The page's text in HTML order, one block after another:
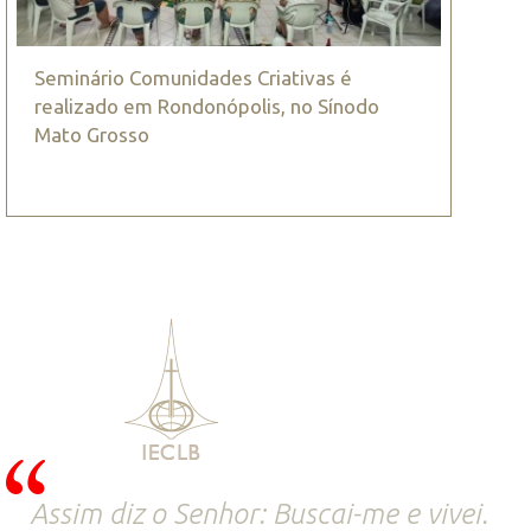
Seminário Comunidades Criativas é
realizado em Rondonópolis, no Sínodo
Mato Grosso
Assim diz o Senhor: Buscai-me e vivei.